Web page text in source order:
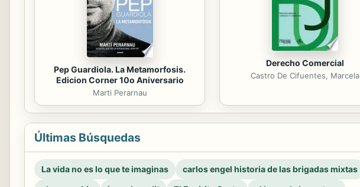
Pep Guardiola. La Metamorfosis.
Edicion Corner 10o Aniversario
Marti Perarnau
Derecho Comercial
Castro De Cifuentes, Marcela
Últimas Búsquedas
La vida no es lo que te imaginas
carlos engel historia de las brigadas mixtas